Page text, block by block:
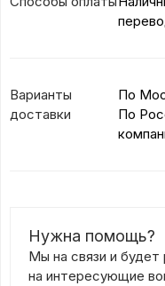
Варианты
доставки
По
По
Нужна помощь?
Мы на связи и будет
на интересующие